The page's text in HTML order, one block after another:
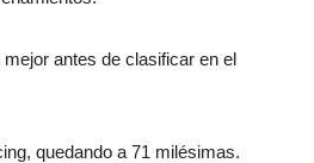
antes de clasificar en el
quedando a 71 milésimas.